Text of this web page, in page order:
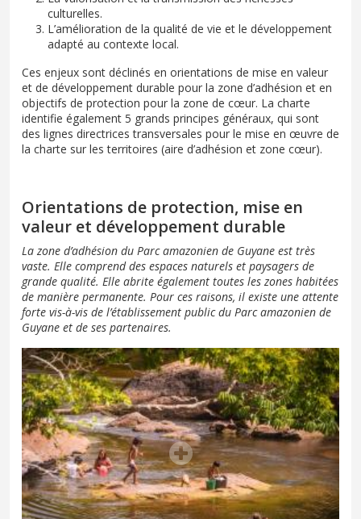
culturelles.
L’amélioration de la qualité de vie et le développement
adapté au contexte local.
Ces enjeux sont déclinés en orientations de mise en valeur
et de développement durable pour la zone d’adhésion et en
objectifs de protection pour la zone de cœur. La charte
identifie également 5 grands principes généraux, qui sont
des lignes directrices transversales pour le mise en œuvre de
la charte sur les territoires (aire d’adhésion et zone cœur).
Orientations de protection, mise en
valeur et développement durable
La zone d’adhésion du Parc amazonien de Guyane est très
vaste. Elle comprend des espaces naturels et paysagers de
grande qualité. Elle abrite également toutes les zones habitées
de manière permanente. Pour ces raisons, il existe une attente
forte vis-à-vis de l’établissement public du Parc amazonien de
Guyane et de ses partenaires.